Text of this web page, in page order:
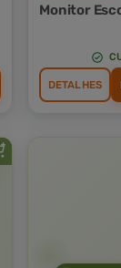
Monitor
DETALHES